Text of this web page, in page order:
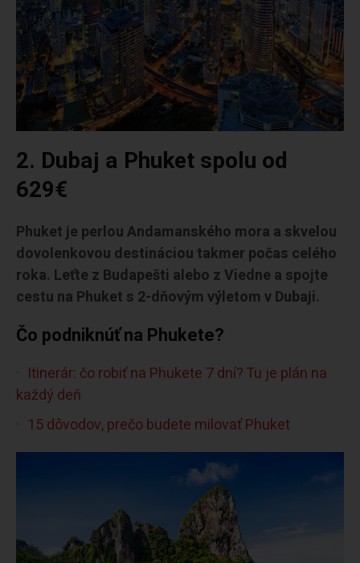
2. Dubaj a Phuket spolu od
629€
Phuket je perlou Andamanského mora a skvelou
dovolenkovou destináciou takmer počas celého
roka. Leťte z Budapešti alebo z Viedne a spojte
cestu na Phuket s 2-dňovým výletom v Dubaji.
Čo podniknúť na Phukete?
Itinerár: čo robiť na Phukete 7 dní? Tu je plán na
každý deň
15 dôvodov, prečo budete milovať Phuket